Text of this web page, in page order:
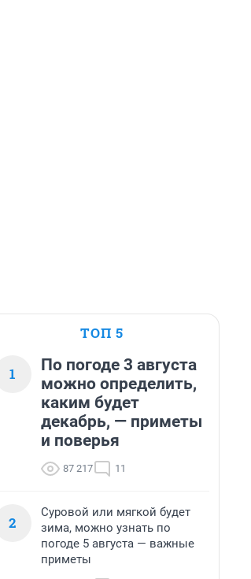
ТОП 5
1
По погоде 3 августа
можно определить,
каким будет
декабрь, — приметы
и поверья
87 217 11
2
Суровой или мягкой будет
зима, можно узнать по
погоде 5 августа — важные
приметы